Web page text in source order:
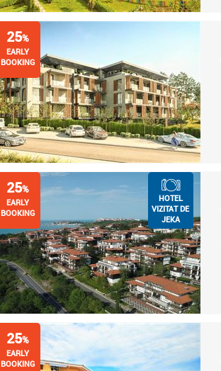
25%
EARLY
BOOKING
25%
EARLY
BOOKING
HOTEL
VIZITAT DE
JEKA
25%
EARLY
BOOKING